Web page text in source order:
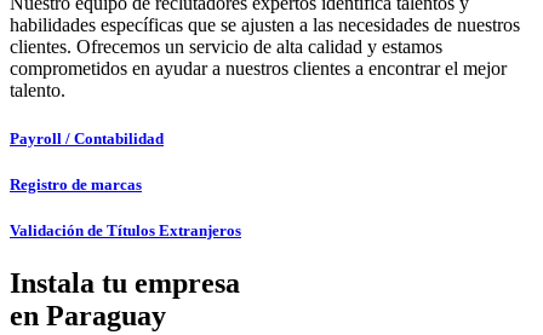
habilidades específicas que se ajusten a las necesidades de nuestros
clientes. Ofrecemos un servicio de alta calidad y estamos
comprometidos en ayudar a nuestros clientes a encontrar el mejor
talento.
Payroll / Contabilidad
Registro de marcas
Validación de Títulos Extranjeros
Instala tu empresa
en Paraguay